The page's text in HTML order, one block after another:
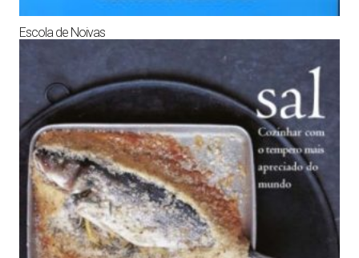
Escola de Noivas